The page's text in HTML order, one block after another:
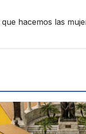
hacemos las